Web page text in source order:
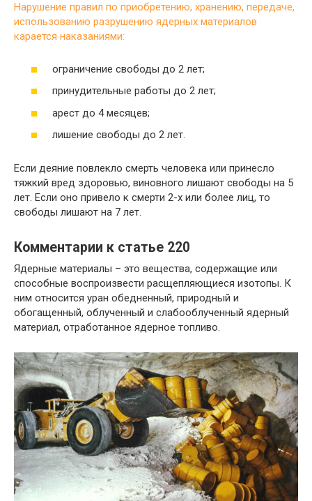
Нарушение правил по приобретению, хранению, передаче,
использованию разрушению ядерных материалов
карается наказаниями:
ограничение свободы до 2 лет;
принудительные работы до 2 лет;
арест до 4 месяцев;
лишение свободы до 2 лет.
Если деяние повлекло смерть человека или принесло
тяжкий вред здоровью, виновного лишают свободы на 5
лет. Если оно привело к смерти 2-х или более лиц, то
свободы лишают на 7 лет.
Комментарии к статье 220
Ядерные материалы – это вещества, содержащие или
способные воспроизвести расщепляющиеся изотопы. К
ним относится уран обедненный, природный и
обогащенный, облученный и слабооблученный ядерный
материал, отработанное ядерное топливо.